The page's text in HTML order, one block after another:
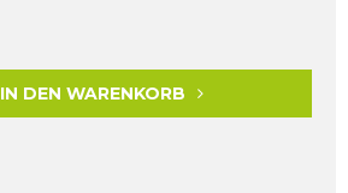
IN DEN WARENKORB